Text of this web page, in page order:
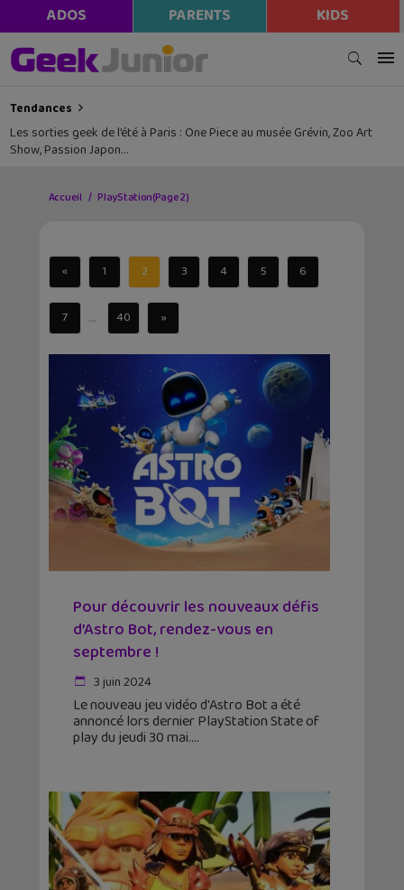
ADOS PARENTS KIDS
Tendances
Les sorties geek de l’été à Paris : One Piece au musée Grévin, Zoo Art
Show, Passion Japon…
Accueil PlayStation(Page 2)
« 1 2 3 4 5 6
7 ... 40 »
Pour découvrir les nouveaux défis
d’Astro Bot, rendez-vous en
septembre !
3 juin 2024
Le nouveau jeu vidéo d'Astro Bot a été
annoncé lors dernier PlayStation State of
play du jeudi 30 mai.